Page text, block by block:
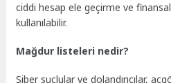
ciddi hesap ele geçirme ve finansal
kullanılabilir.
Mağdur listeleri nedir?
Siber suçlular ve dolandırıcılar,